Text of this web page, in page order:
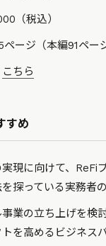
（税込）
ージ（本編91ペー
こちら
すめ
現に向けて、ReFi
探っている実務者
業の立ち上げを検
を高めるビジネス